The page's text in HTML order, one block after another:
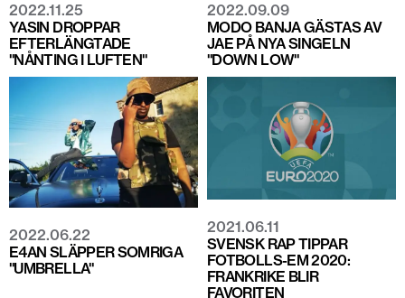
2022.11.25
YASIN DROPPAR
EFTERLÄNGTADE
"NÅNTING I LUFTEN"
2022.09.09
MODO BANJA GÄSTAS AV
JAE PÅ NYA SINGELN
"DOWN LOW"
2022.06.22
E4AN SLÄPPER SOMRIGA
"UMBRELLA"
2021.06.11
SVENSK RAP TIPPAR
FOTBOLLS-EM 2020:
FRANKRIKE BLIR
FAVORITEN